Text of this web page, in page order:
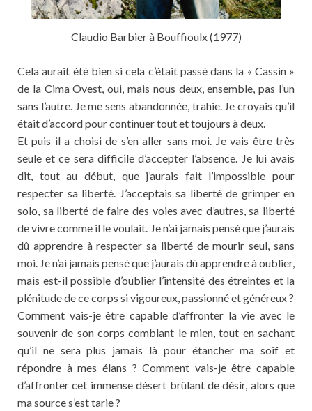
Claudio Barbier à Bouffioulx (1977)
Cela aurait été bien si cela c’était passé dans la « Cassin »
de la Cima Ovest, oui, mais nous deux, ensemble, pas l’un
sans l’autre. Je me sens abandonnée, trahie. Je croyais qu’il
était d’accord pour continuer tout et toujours à deux.
Et puis il a choisi de s’en aller sans moi. Je vais être très
seule et ce sera difficile d’accepter l’absence. Je lui avais
dit, tout au début, que j’aurais fait l’impossible pour
respecter sa liberté. J’acceptais sa liberté de grimper en
solo, sa liberté de faire des voies avec d’autres, sa liberté
de vivre comme il le voulait. Je n’ai jamais pensé que j’aurais
dû apprendre à respecter sa liberté de mourir seul, sans
moi. Je n’ai jamais pensé que j’aurais dû apprendre à oublier,
mais est-il possible d’oublier l’intensité des étreintes et la
plénitude de ce corps si vigoureux, passionné et généreux ?
Comment vais-je être capable d’affronter la vie avec le
souvenir de son corps comblant le mien, tout en sachant
qu’il ne sera plus jamais là pour étancher ma soif et
répondre à mes élans ? Comment vais-je être capable
d’affronter cet immense désert brûlant de désir, alors que
ma source s’est tarie ?